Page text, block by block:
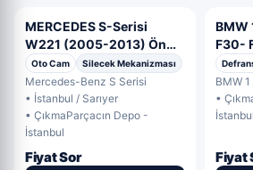
MERCEDES S-Serisi
W221 (2005-2013) Ön
Cam Silecek Mekanizması
Oto Cam Silecek Mekanizması
Mercedes-Benz S Serisi
• İstanbul / Sarıyer
• ÇıkmaParçacın Depo -
İstanbul
Fiyat Sor
BMW
F30-
panel
BMW
•
İstanbul
Fiyat